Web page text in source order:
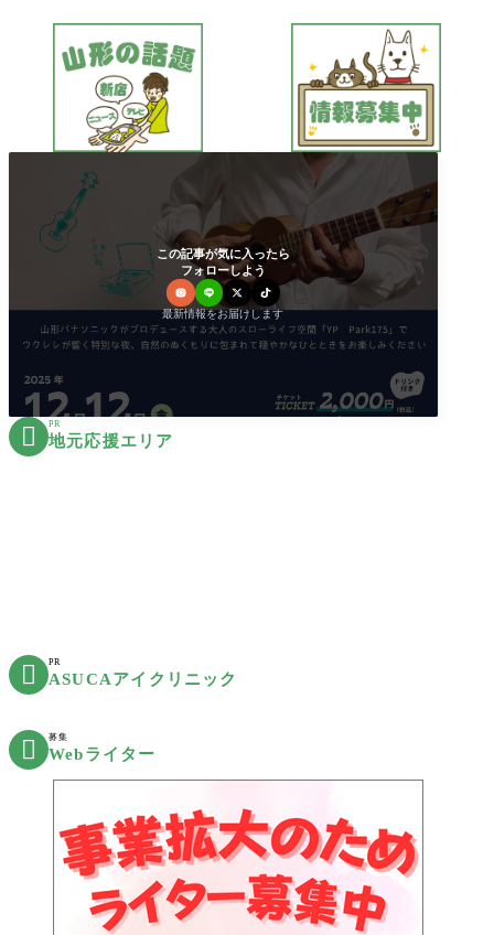
この記事が気に入ったら
フォローしよう
最新情報をお届けします
 PR
地元応援エリア
 PR
ASUCAアイクリニック
 募集
Webライター